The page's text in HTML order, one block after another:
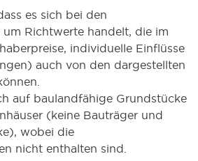
es sich bei den
Richtwerte handelt, die im
individuelle Einflüsse
auch von den dargestellten
auf baulandfähige Grundstücke
(keine Bauträger und
wobei die
nicht enthalten sind.